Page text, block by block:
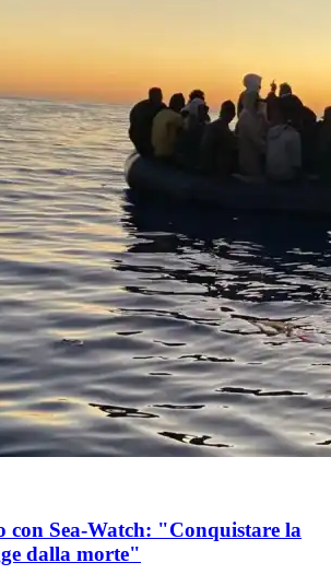
con Sea-Watch: "Conquistare la
dalla morte"